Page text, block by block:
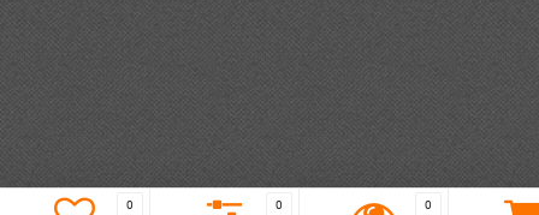
0 0 0